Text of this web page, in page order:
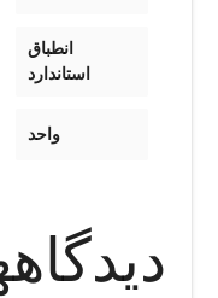
انطباق
استاندارد
واحد